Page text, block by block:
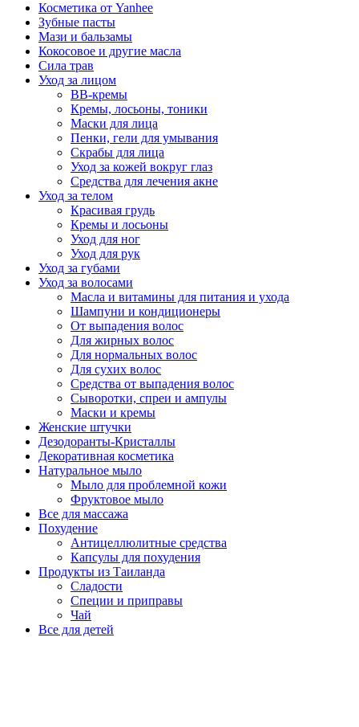
Косметика от Yanhee
Зубные пасты
Мази и бальзамы
Кокосовое и другие масла
Сила трав
Уход за лицом
BB-кремы
Кремы, лосьоны, тоники
Маски для лица
Пенки, гели для умывания
Скрабы для лица
Уход за кожей вокруг глаз
Средства для лечения акне
Уход за телом
Красивая грудь
Кремы и лосьоны
Уход для ног
Уход для рук
Уход за губами
Уход за волосами
Масла и витамины для питания и ухода
Шампуни и кондиционеры
От выпадения волос
Для жирных волос
Для нормальных волос
Для сухих волос
Средства от выпадения волос
Сыворотки, спреи и ампулы
Маски и кремы
Женские штучки
Дезодоранты-Кристаллы
Декоративная косметика
Натуральное мыло
Мыло для проблемной кожи
Фруктовое мыло
Все для массажа
Похудение
Антицеллюлитные средства
Капсулы для похудения
Продукты из Таиланда
Сладости
Специи и приправы
Чай
Все для детей